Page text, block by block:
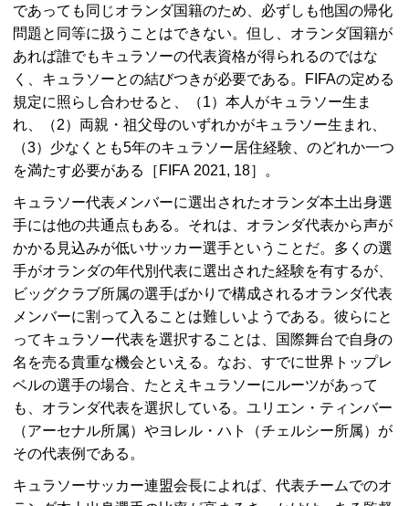
であっても同じオランダ国籍のため、必ずしも他国の帰化
問題と同等に扱うことはできない。但し、オランダ国籍が
あれば誰でもキュラソーの代表資格が得られるのではな
く、キュラソーとの結びつきが必要である。
FIFAの定める
規定に照らし合わせると、（1）本人がキュラソー生ま
れ、（2）両親・祖父母のいずれかがキュラソー生まれ、
（3）少なくとも5年のキュラソー居住経験、のどれか一つ
を満たす必要がある［ FIFA 2021, 18］。
キュラソー代表メンバーに選出されたオランダ本土出身選
手には他の共通点もある。それは、オランダ代表から声が
かかる見込みが低いサッカー選手ということだ。多くの選
手がオランダの年代別代表に選出された経験を有するが、
ビッグクラブ所属の選手ばかりで構成されるオランダ代表
メンバーに割って入ることは難しいようである。彼らにと
ってキュラソー代表を選択することは、国際舞台で自身の
名を売る貴重な機会といえる。なお、すでに世界トップレ
ベルの選手の場合、たとえキュラソーにルーツがあって
も、オランダ代表を選択している。ユリエン・ティンバー
（アーセナル所属）やヨレル・ハト（チェルシー所属）が
その代表例である。
キュラソーサッカー連盟会長によれば、代表チームでのオ